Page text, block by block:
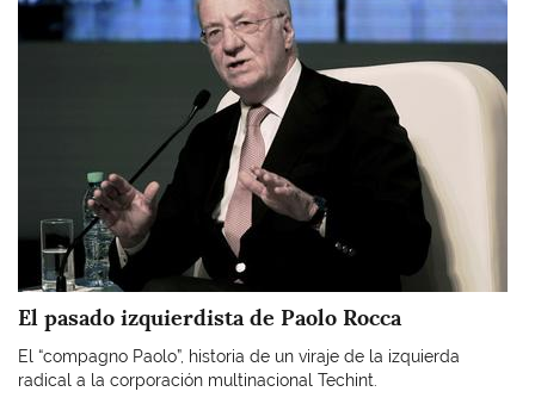
El pasado izquierdista de Paolo Rocca
El “compagno Paolo”, historia de un viraje de la izquierda
radical a la corporación multinacional Techint.